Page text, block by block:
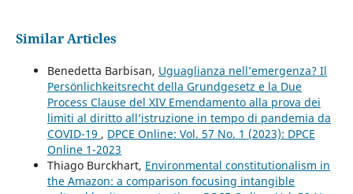
Similar Articles
Benedetta Barbisan, Uguaglianza nell’emergenza? Il
Persönlichkeitsrecht della Grundgesetz e la Due
Process Clause del XIV Emendamento alla prova dei
limiti al diritto all’istruzione in tempo di pandemia da
COVID-19 , DPCE Online: Vol. 57 No. 1 (2023): DPCE
Online 1-2023
Thiago Burckhart, Environmental constitutionalism in
the Amazon: a comparison focusing intangible